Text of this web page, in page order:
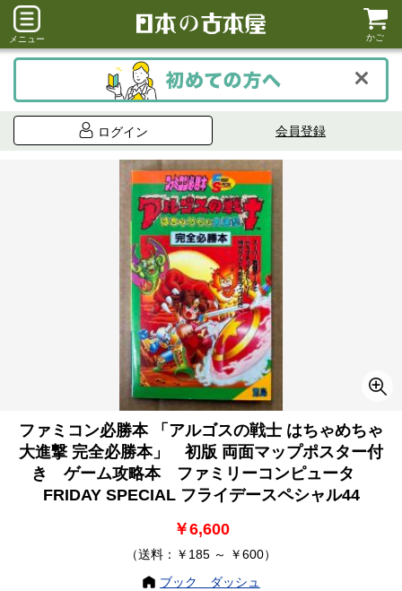
メニュー かご
ログイン 会員登録
ファミコン必勝本 「アルゴスの戦士 はちゃめちゃ
大進撃 完全必勝本」 初版 両面マップポスター付
き ゲーム攻略本 ファミリーコンピュータ
FRIDAY SPECIAL フライデースペシャル44
￥6,600
（送料：￥185 ～ ￥600）
ブック ダッシュ